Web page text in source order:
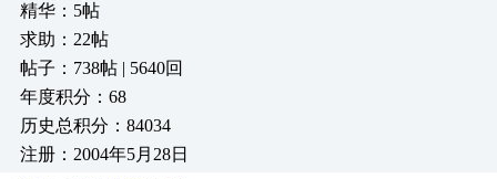
精华：5帖
求助：22帖
帖子：738帖 | 5640回
年度积分：68
历史总积分：84034
注册：2004年5月28日